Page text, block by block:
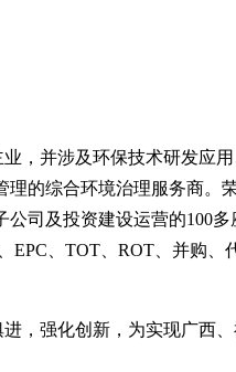
，并涉及环保技术研发
的综合环境治理服务商
公司及投资建设运营的100多
EPC、TOT、ROT、并购
，强化创新，为实现广西